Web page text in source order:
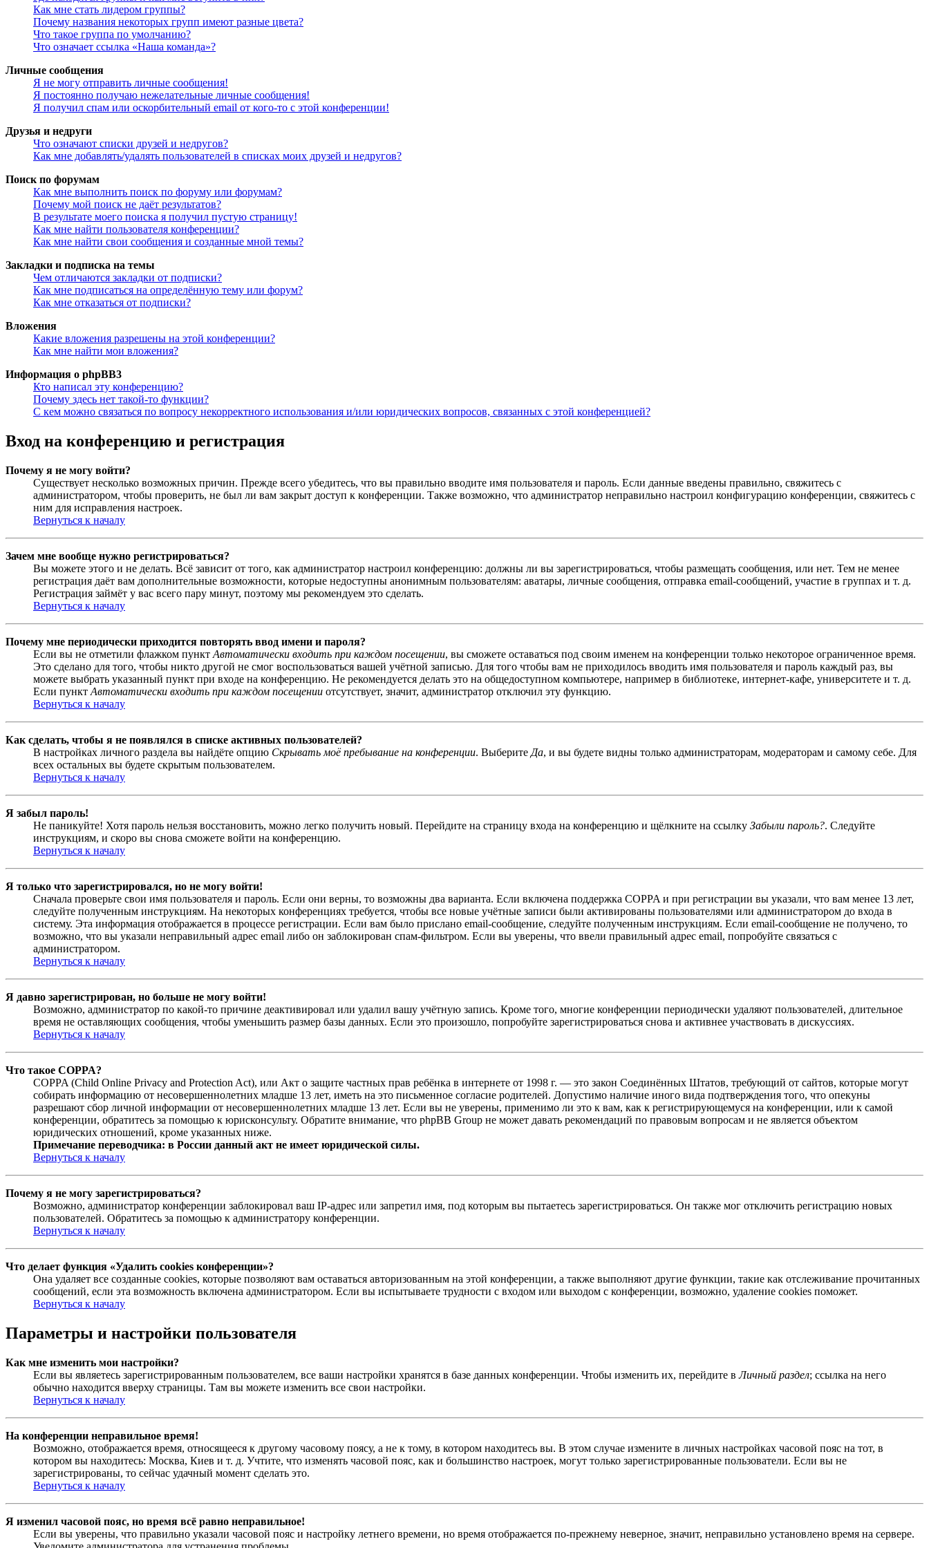
Как мне стать лидером группы?
Почему названия некоторых групп имеют разные цвета?
Что такое группа по умолчанию?
Что означает ссылка «Наша команда»?
Личные сообщения
Я не могу отправить личные сообщения!
Я постоянно получаю нежелательные личные сообщения!
Я получил спам или оскорбительный email от кого-то с этой конференции!
Друзья и недруги
Что означают списки друзей и недругов?
Как мне добавлять/удалять пользователей в списках моих друзей и недругов?
Поиск по форумам
Как мне выполнить поиск по форуму или форумам?
Почему мой поиск не даёт результатов?
В результате моего поиска я получил пустую страницу!
Как мне найти пользователя конференции?
Как мне найти свои сообщения и созданные мной темы?
Закладки и подписка на темы
Чем отличаются закладки от подписки?
Как мне подписаться на определённую тему или форум?
Как мне отказаться от подписки?
Вложения
Какие вложения разрешены на этой конференции?
Как мне найти мои вложения?
Информация о phpBB3
Кто написал эту конференцию?
Почему здесь нет такой-то функции?
С кем можно связаться по вопросу некорректного использования и/или юридических вопросов, связанных с этой конференцией?
Вход на конференцию и регистрация
Почему я не могу войти?
Существует несколько возможных причин. Прежде всего убедитесь, что вы правильно вводите имя пользователя и пароль. Если данные введены правильно, свяжитесь с
администратором, чтобы проверить, не был ли вам закрыт доступ к конференции. Также возможно, что администратор неправильно настроил конфигурацию конференции, свяжитесь с
ним для исправления настроек.
Вернуться к началу
Зачем мне вообще нужно регистрироваться?
Вы можете этого и не делать. Всё зависит от того, как администратор настроил конференцию: должны ли вы зарегистрироваться, чтобы размещать сообщения, или нет. Тем не менее
регистрация даёт вам дополнительные возможности, которые недоступны анонимным пользователям: аватары, личные сообщения, отправка email-сообщений, участие в группах и т. д.
Регистрация займёт у вас всего пару минут, поэтому мы рекомендуем это сделать.
Вернуться к началу
Почему мне периодически приходится повторять ввод имени и пароля?
Если вы не отметили флажком пункт Автоматически входить при каждом посещении, вы сможете оставаться под своим именем на конференции только некоторое ограниченное время.
Это сделано для того, чтобы никто другой не смог воспользоваться вашей учётной записью. Для того чтобы вам не приходилось вводить имя пользователя и пароль каждый раз, вы
можете выбрать указанный пункт при входе на конференцию. Не рекомендуется делать это на общедоступном компьютере, например в библиотеке, интернет-кафе, университете и т. д.
Если пункт Автоматически входить при каждом посещении отсутствует, значит, администратор отключил эту функцию.
Вернуться к началу
Как сделать, чтобы я не появлялся в списке активных пользователей?
В настройках личного раздела вы найдёте опцию Скрывать моё пребывание на конференции. Выберите Да, и вы будете видны только администраторам, модераторам и самому себе. Для
всех остальных вы будете скрытым пользователем.
Вернуться к началу
Я забыл пароль!
Не паникуйте! Хотя пароль нельзя восстановить, можно легко получить новый. Перейдите на страницу входа на конференцию и щёлкните на ссылку Забыли пароль?. Следуйте
инструкциям, и скоро вы снова сможете войти на конференцию.
Вернуться к началу
Я только что зарегистрировался, но не могу войти!
Сначала проверьте свои имя пользователя и пароль. Если они верны, то возможны два варианта. Если включена поддержка COPPA и при регистрации вы указали, что вам менее 13 лет,
следуйте полученным инструкциям. На некоторых конференциях требуется, чтобы все новые учётные записи были активированы пользователями или администратором до входа в
систему. Эта информация отображается в процессе регистрации. Если вам было прислано email-сообщение, следуйте полученным инструкциям. Если email-сообщение не получено, то
возможно, что вы указали неправильный адрес email либо он заблокирован спам-фильтром. Если вы уверены, что ввели правильный адрес email, попробуйте связаться с
администратором.
Вернуться к началу
Я давно зарегистрирован, но больше не могу войти!
Возможно, администратор по какой-то причине деактивировал или удалил вашу учётную запись. Кроме того, многие конференции периодически удаляют пользователей, длительное
время не оставляющих сообщения, чтобы уменьшить размер базы данных. Если это произошло, попробуйте зарегистрироваться снова и активнее участвовать в дискуссиях.
Вернуться к началу
Что такое COPPA?
COPPA (Child Online Privacy and Protection Act), или Акт о защите частных прав ребёнка в интернете от 1998 г. — это закон Соединённых Штатов, требующий от сайтов, которые могут
собирать информацию от несовершеннолетних младше 13 лет, иметь на это письменное согласие родителей. Допустимо наличие иного вида подтверждения того, что опекуны
разрешают сбор личной информации от несовершеннолетних младше 13 лет. Если вы не уверены, применимо ли это к вам, как к регистрирующемуся на конференции, или к самой
конференции, обратитесь за помощью к юрисконсульту. Обратите внимание, что phpBB Group не может давать рекомендаций по правовым вопросам и не является объектом
юридических отношений, кроме указанных ниже.
Примечание переводчика: в России данный акт не имеет юридической силы.
Вернуться к началу
Почему я не могу зарегистрироваться?
Возможно, администратор конференции заблокировал ваш IP-адрес или запретил имя, под которым вы пытаетесь зарегистрироваться. Он также мог отключить регистрацию новых
пользователей. Обратитесь за помощью к администратору конференции.
Вернуться к началу
Что делает функция «Удалить cookies конференции»?
Она удаляет все созданные cookies, которые позволяют вам оставаться авторизованным на этой конференции, а также выполняют другие функции, такие как отслеживание прочитанных
сообщений, если эта возможность включена администратором. Если вы испытываете трудности с входом или выходом с конференции, возможно, удаление cookies поможет.
Вернуться к началу
Параметры и настройки пользователя
Как мне изменить мои настройки?
Если вы являетесь зарегистрированным пользователем, все ваши настройки хранятся в базе данных конференции. Чтобы изменить их, перейдите вЛичный раздел; ссылка на него
обычно находится вверху страницы. Там вы можете изменить все свои настройки.
Вернуться к началу
На конференции неправильное время!
Возможно, отображается время, относящееся к другому часовому поясу, а не к тому, в котором находитесь вы. В этом случае измените в личных настройках часовой пояс на тот, в
котором вы находитесь: Москва, Киев и т. д. Учтите, что изменять часовой пояс, как и большинство настроек, могут только зарегистрированные пользователи. Если вы не
зарегистрированы, то сейчас удачный момент сделать это.
Вернуться к началу
Я изменил часовой пояс, но время всё равно неправильное!
Если вы уверены, что правильно указали часовой пояс и настройку летнего времени, но время отображается по-прежнему неверное, значит, неправильно установлено время на сервере.